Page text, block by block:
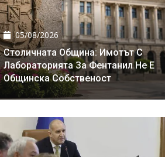
05/08/2026
Столичната Община: Имотът С
Лабораторията За Фентанил Не Е
Общинска Собственост